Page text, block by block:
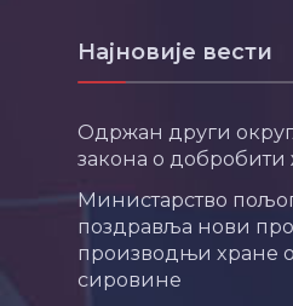
Најновије вести
Одржан други
закона о
Министарство
поздравља нови
производњи хране
сировине